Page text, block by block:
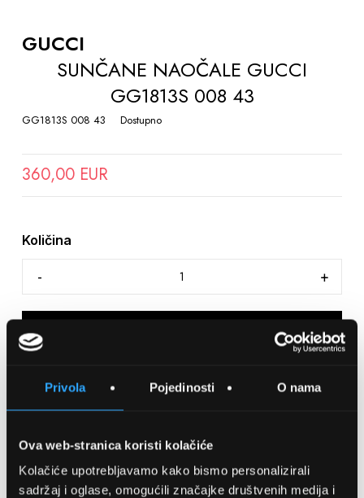
Privola Pojedinosti O nama
Ova web-stranica koristi kolačiće
Kolačiće upotrebljavamo kako bismo personalizirali
sadržaj i oglase, omogućili značajke društvenih medija i
THE
BEGINNING
GALLERY
GUCCI
SUNČANE NAOČALE GUCCI
GG1813S 008 43
GG1813S 008 43 Dostupno
360,00 EUR
Količina
SPREMITE NA LISTU ŽELJA
Detalji